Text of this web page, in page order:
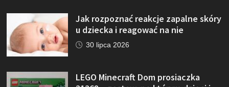
Jak rozpoznać reakcje zapalne skóry
u dziecka i reagować na nie
30 lipca 2026
LEGO Minecraft Dom prosiaczka